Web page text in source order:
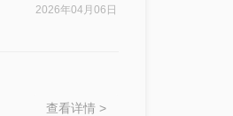
2026年04月06日
查看详情 >